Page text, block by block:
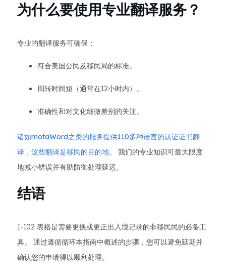
为什么要使用专业翻译服务？
专业的翻译服务可确保：
符合美国公民及移民局的标准。
周转时间短（通常在12小时内）。
准确性和对文化细微差别的关注。
诸如motaWord之类的服务提供110多种语言的认证证书翻
译，这些翻译是移民的目的地。
我们的专业知识可最大限度
地减小错误并有助防御处理延迟。
结语
I-102 表格是需要更换或更正出入境记录的非移民民的必备工
具。 通过遵循循环本指南中概述的步骤，您可以避免延期并
确认您的申请得以顺利处理。